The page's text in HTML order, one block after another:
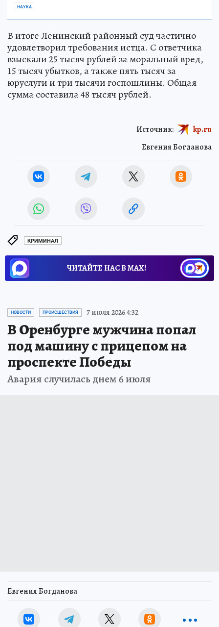
НАУКА
В итоге Ленинский районный суд частично
удовлетворил требования истца. С ответчика
взыскали 25 тысяч рублей за моральный вред,
15 тысяч убытков, а также пять тысяч за
юруслуги и три тысячи госпошлины. Общая
сумма составила 48 тысяч рублей.
Евгения Богданова
Источник: kp.ru
КРИМИНАЛ
ЧИТАЙТЕ НАС В МАХ!
НОВОСТИ ПРОИСШЕСТВИЯ 7 июля 2026 4:32
В Оренбурге мужчина попал
под машину с прицепом на
проспекте Победы
Авария случилась днем 6 июля
Евгения Богданова